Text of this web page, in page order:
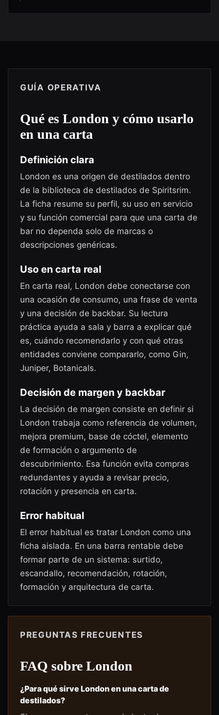
GUÍA OPERATIVA
Qué es London y cómo usarlo
en una carta
Definición clara
London es una origen de destilados dentro
de la biblioteca de destilados de Spiritsrim.
La ficha resume su perfil, su uso en servicio
y su función comercial para que una carta de
bar no dependa solo de marcas o
descripciones genéricas.
Uso en carta real
En carta real, London debe conectarse con
una ocasión de consumo, una frase de venta
y una decisión de backbar. Su lectura
práctica ayuda a sala y barra a explicar qué
es, cuándo recomendarlo y con qué otras
entidades conviene compararlo, como Gin,
Juniper, Botanicals.
Decisión de margen y backbar
La decisión de margen consiste en definir si
London trabaja como referencia de volumen,
mejora premium, base de cóctel, elemento
de formación o argumento de
descubrimiento. Esa función evita compras
redundantes y ayuda a revisar precio,
rotación y presencia en carta.
Error habitual
El error habitual es tratar London como una
ficha aislada. En una barra rentable debe
formar parte de un sistema: surtido,
escandallo, recomendación, rotación,
formación y arquitectura de carta.
PREGUNTAS FRECUENTES
FAQ sobre London
¿Para qué sirve London en una carta de
destilados?